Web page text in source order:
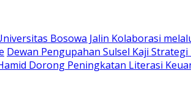
Bosowa Jalin Kolaborasi
Dewan Pengupahan Sulsel Kaji
Dorong Peningkatan Literasi